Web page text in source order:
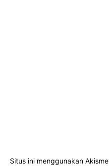
Situs ini menggunakan